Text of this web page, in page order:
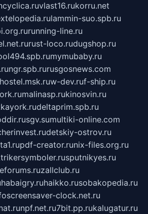
vlast16.rukorru.net
lammin-suo.spb.ru
running-line.ru
rust-loco.rudugshop.ru
mymubaby.ru
ngr.spb.rurusgosnews.com
w-dev.ruf-ship.ru
malinasp.rukinosvin.ru
deltaprim.spb.ru
sgv.sumultiki-online.com
detskiy-ostrov.ru
pdf-creator.runix-files.org.ru
sputnikyes.ru
zallclub.ru
habaigry.ruhaikko.rusobakopedia.ru
screensaver-clock.net.ru
npf.net.ru7bit.pp.rukalugatur.ru